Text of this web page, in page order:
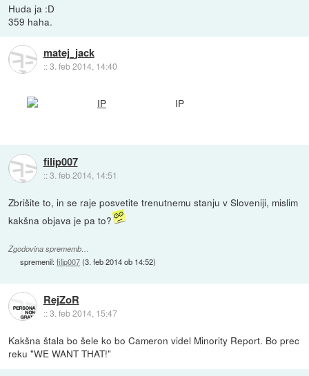
Huda ja :D
359 haha.
matej_jack
::3. feb 2014, 14:40
IP
filip007
::3. feb 2014, 14:51
Zbrišite to, in se raje posvetite trenutnemu stanju v Sloveniji, mislim
kakšna objava je pa to?
Zgodovina sprememb…
spremenil:filip007(3. feb 2014 ob 14:52)
RejZoR
::3. feb 2014, 15:47
Kakšna štala bo šele ko bo Cameron videl Minority Report. Bo prec
reku "WE WANT THAT!"